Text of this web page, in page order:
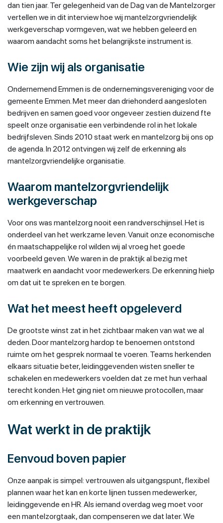
dan tien jaar. Ter gelegenheid van de Dag van de Mantelzorger
vertellen we in dit interview hoe wij mantelzorgvriendelijk
werkgeverschap vormgeven, wat we hebben geleerd en
waarom aandacht soms het belangrijkste instrument is.
Wie zijn wij als organisatie
Ondernemend Emmen is de ondernemingsvereniging voor de
gemeente Emmen. Met meer dan driehonderd aangesloten
bedrijven en samen goed voor ongeveer zestien duizend fte
speelt onze organisatie een verbindende rol in het lokale
bedrijfsleven. Sinds 2010 staat werk en mantelzorg bij ons op
de agenda. In 2012 ontvingen wij zelf de erkenning als
mantelzorgvriendelijke organisatie.
Waarom mantelzorgvriendelijk
werkgeverschap
Voor ons was mantelzorg nooit een randverschijnsel. Het is
onderdeel van het werkzame leven. Vanuit onze economische
én maatschappelijke rol wilden wij al vroeg het goede
voorbeeld geven. We waren in de praktijk al bezig met
maatwerk en aandacht voor medewerkers. De erkenning hielp
om dat uit te spreken en te borgen.
Wat het meest heeft opgeleverd
De grootste winst zat in het zichtbaar maken van wat we al
deden. Door mantelzorg hardop te benoemen ontstond
ruimte om het gesprek normaal te voeren. Teams herkenden
elkaars situatie beter, leidinggevenden wisten sneller te
schakelen en medewerkers voelden dat ze met hun verhaal
terecht konden. Het ging niet om nieuwe protocollen, maar
om erkenning en vertrouwen.
Wat werkt in de praktijk
Eenvoud boven papier
Onze aanpak is simpel: vertrouwen als uitgangspunt, flexibel
plannen waar het kan en korte lijnen tussen medewerker,
leidinggevende en HR. Als iemand overdag weg moet voor
een mantelzorgtaak, dan compenseren we dat later. We